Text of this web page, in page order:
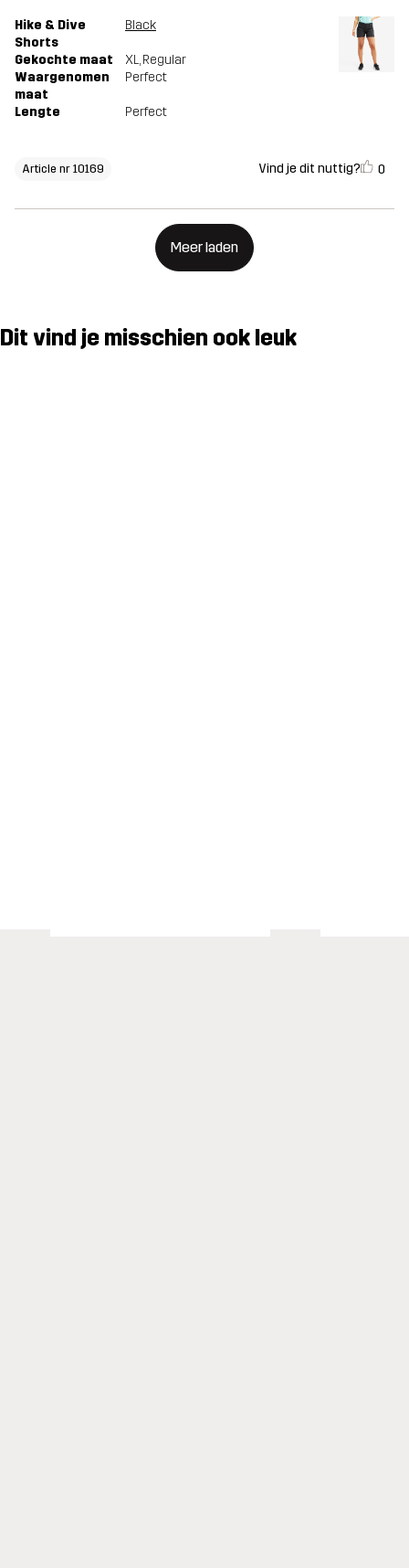
Hike & Dive
Shorts
Black
Gekochte maat XL, Regular
Waargenomen
maat
Perfect
Lengte Perfect
Article nr 10169 Vind je dit nuttig? 0
Meer laden
Dit vind je misschien ook leuk